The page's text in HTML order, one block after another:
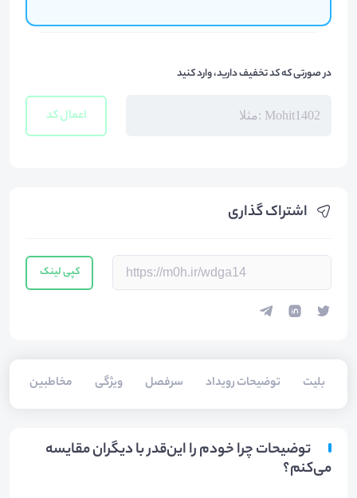
اشتراک گذاری
کپی لینک
بلیت‌ توضیحات رویداد سرفصل ویژگی مخاطبین
در صورتی که کد تخفیف دارید، وارد کنید
اعمال کد
توضیحات چرا خودم را این‌قدر با دیگران مقایسه
می‌کنم؟